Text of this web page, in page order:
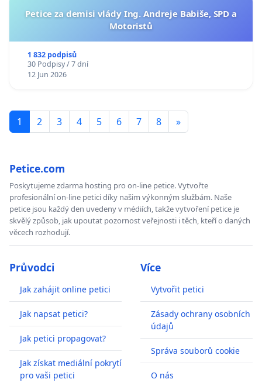
Petice za demisi vlády Ing. Andreje Babiše, SPD a
Motoristů
1 832 podpisů
30 Podpisy / 7 dní
12 Jun 2026
1 2 3 4 5 6 7 8 »
Petice.com
Poskytujeme zdarma hosting pro on-line petice. Vytvořte
profesionální on-line petici díky našim výkonným službám. Naše
petice jsou každý den uvedeny v médiích, takže vytvoření petice je
skvělý způsob, jak upoutat pozornost veřejnosti i těch, kteří o daných
věcech rozhodují.
Průvodci
Jak zahájit online petici
Jak napsat petici?
Jak petici propagovat?
Jak získat mediální pokrytí
pro vaši petici
Více
Vytvořit petici
Zásady ochrany osobních
údajů
Správa souborů cookie
O nás